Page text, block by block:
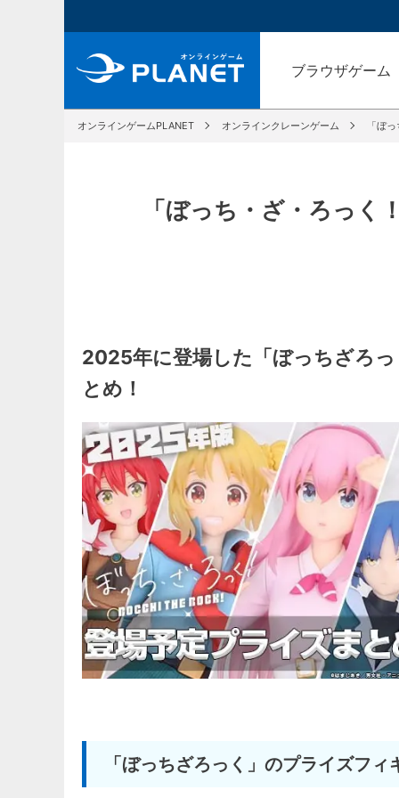
ブラウザゲーム
オンラインゲームPLANET オンラインクレーンゲーム 「ぼ
「ぼっち・ざ・ろっ
2025年に登場した「ぼっちざろ
とめ！
「ぼっちざろっく」のプライズフ